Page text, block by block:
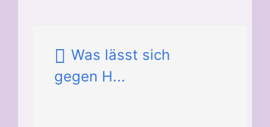
Was lässt sich
gegen H...